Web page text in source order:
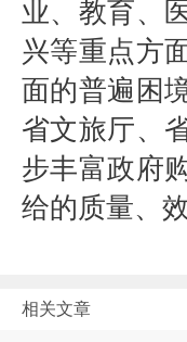
业、教育、
兴等重点方
面的普遍困
省文旅厅、
步丰富政府
给的质量、
相关文章